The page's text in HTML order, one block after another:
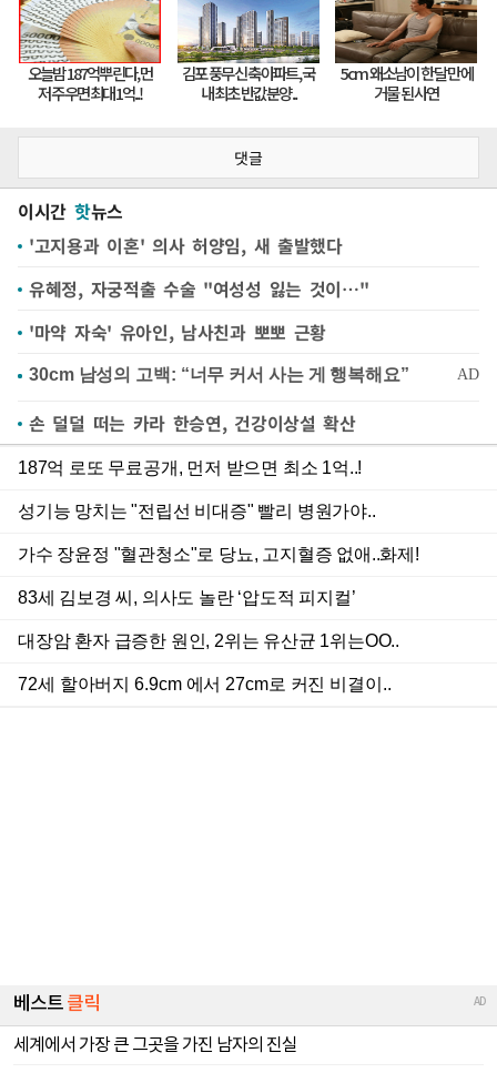
댓글
이시간 핫뉴스
'고지용과 이혼' 의사 허양임, 새 출발했다
유혜정, 자궁적출 수술 "여성성 잃는 것이…"
'마약 자숙' 유아인, 남사친과 뽀뽀 근황
손 덜덜 떠는 카라 한승연, 건강이상설 확산